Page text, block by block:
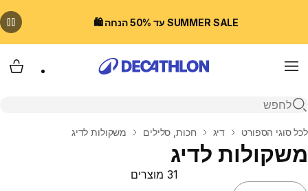
SUMMER SALE עד 50% הנחה 🛍️
Menu
פתיחת חיפוש
בית
לכל סוגי הספורט דיג חכות, סלילים משקולות לדיג
משקולות לדיג
31 מוצרים